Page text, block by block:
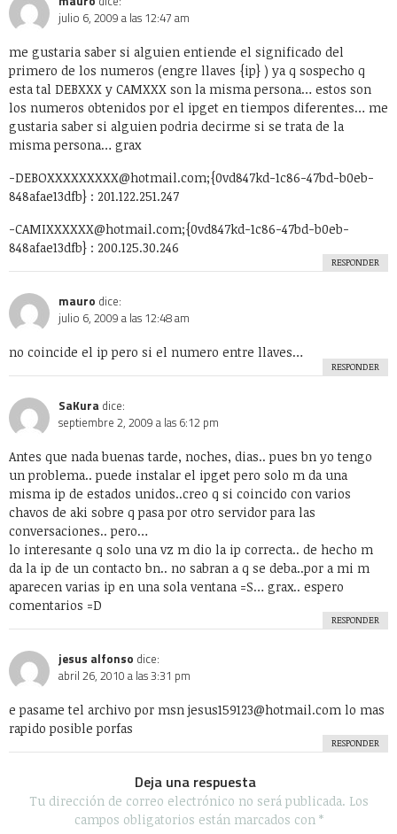
Economía
Educación
Efemerides
El Juego del Lunes
Empresas
Estrafalarius
Famosos
Fotos
Gadgets
Geek
Google
HowTo
Humor
Internacional
Internet
Juegos
Linux
Marketing y Publicidad
México
Música
Medios
Microsoft
Mini-Posts
Negocios
Personal
Podcast
Política
Random Thoughts
Redes Sociales
Salud
Sociedad
Tecnología
Uncategorized
Videos
Algunos Derechos reservados 2020 - Powered by Calleja.mx